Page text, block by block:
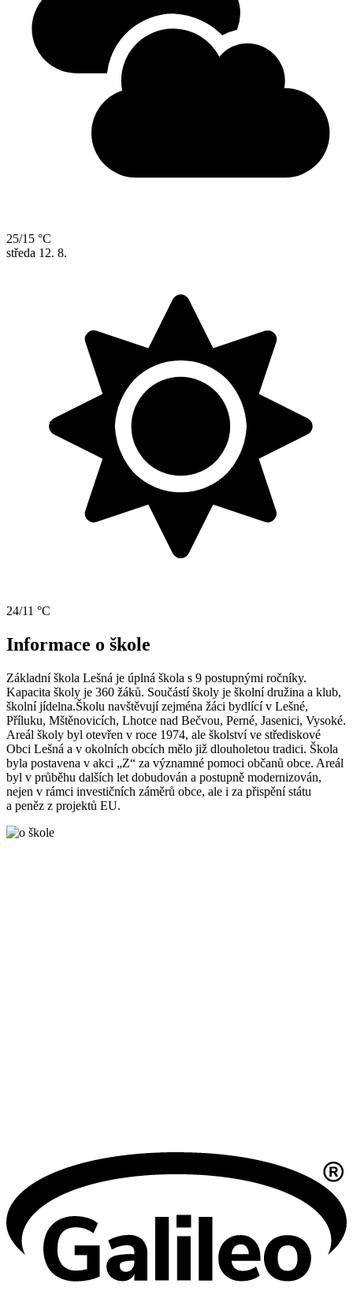
25/15 °C
středa 12. 8.
24/11 °C
Informace o škole
Základní škola Lešná je úplná škola s 9 postupnými ročníky.
Kapacita školy je 360 žáků. Součástí školy je školní družina a klub,
školní jídelna.Školu navštěvují zejména žáci bydlící v Lešné,
Příluku, Mštěnovicích, Lhotce nad Bečvou, Perné, Jasenici, Vysoké.
Areál školy byl otevřen v roce 1974, ale školství ve střediskové
Obci Lešná a v okolních obcích mělo již dlouholetou tradici. Škola
byla postavena v akci „Z“ za významné pomoci občanů obce. Areál
byl v průběhu dalších let dobudován a postupně modernizován,
nejen v rámci investičních záměrů obce, ale i za přispění státu
a peněz z projektů EU.